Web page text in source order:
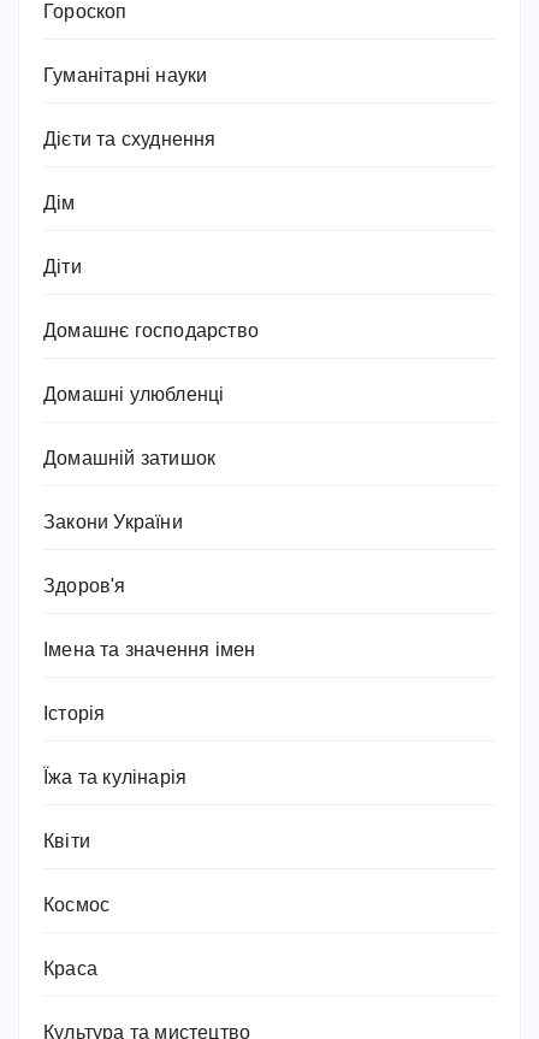
Гороскоп
Гуманітарні науки
Дієти та схуднення
Дім
Діти
Домашнє господарство
Домашні улюбленці
Домашній затишок
Закони України
Здоров'я
Імена та значення імен
Історія
Їжа та кулінарія
Квіти
Космос
Краса
Культура та мистецтво